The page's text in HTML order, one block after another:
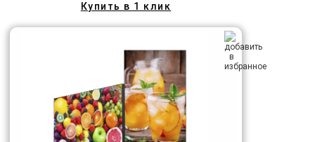
Купить в 1 клик